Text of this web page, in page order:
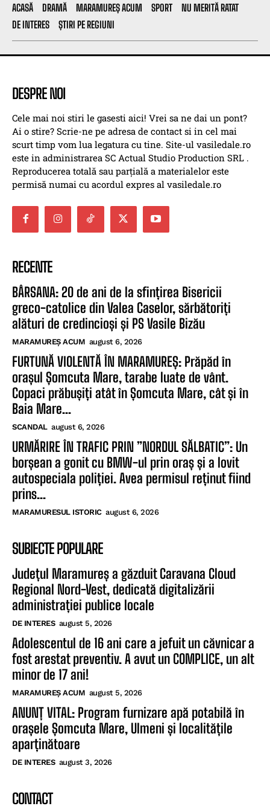
ACASĂ DRAMĂ MARAMUREȘ ACUM SPORT
NU MERITĂ RATAT
DE INTERES
ȘTIRI PE REGIUNI
DESPRE NOI
Cele mai noi stiri le gasesti aici! Vrei sa ne dai un pont?
Ai o stire? Scrie-ne pe adresa de contact si in cel mai
scurt timp vom lua legatura cu tine. Site-ul vasiledale.ro
este in administrarea SC Actual Studio Production SRL .
Reproducerea totală sau parțială a materialelor este
permisă numai cu acordul expres al vasiledale.ro
RECENTE
BÂRSANA: 20 de ani de la sfințirea Bisericii
greco-catolice din Valea Caselor, sărbătoriți
alături de credincioși și PS Vasile Bizău
MARAMUREȘ ACUM august 6, 2026
FURTUNĂ VIOLENTĂ ÎN MARAMUREȘ: Prăpăd în
orașul Șomcuta Mare, tarabe luate de vânt.
Copaci prăbușiți atât în Șomcuta Mare, cât și în
Baia Mare...
SCANDAL august 6, 2026
URMĂRIRE ÎN TRAFIC PRIN ”NORDUL SĂLBATIC”: Un
borșean a gonit cu BMW-ul prin oraș și a lovit
autospeciala poliției. Avea permisul reținut fiind
prins...
MARAMURESUL ISTORIC august 6, 2026
SUBIECTE POPULARE
Județul Maramureș a găzduit Caravana Cloud
Regional Nord-Vest, dedicată digitalizării
administrației publice locale
DE INTERES august 5, 2026
Adolescentul de 16 ani care a jefuit un căvnicar a
fost arestat preventiv. A avut un COMPLICE, un alt
minor de 17 ani!
MARAMUREȘ ACUM august 5, 2026
ANUNȚ VITAL: Program furnizare apă potabilă în
orașele Șomcuta Mare, Ulmeni și localitățile
aparținătoare
DE INTERES august 3, 2026
CONTACT